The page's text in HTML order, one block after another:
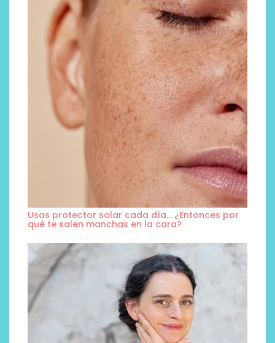
Usas protector solar cada día… ¿Entonces por
qué te salen manchas en la cara?